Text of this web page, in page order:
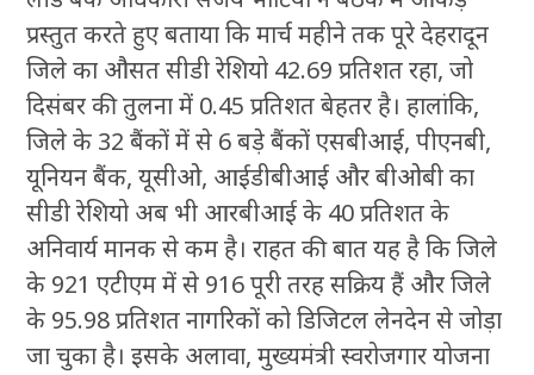
प्रस्तुत करते हुए बताया कि मार्च महीने तक पूरे देहरादून
जिले का औसत सीडी रेशियो 42.69 प्रतिशत रहा, जो
दिसंबर की तुलना में 0.45 प्रतिशत बेहतर है। हालांकि,
जिले के 32 बैंकों में से 6 बड़े बैंकों एसबीआई, पीएनबी,
यूनियन बैंक, यूसीओ, आईडीबीआई और बीओबी का
सीडी रेशियो अब भी आरबीआई के 40 प्रतिशत के
अनिवार्य मानक से कम है। राहत की बात यह है कि जिले
के 921 एटीएम में से 916 पूरी तरह सक्रिय हैं और जिले
के 95.98 प्रतिशत नागरिकों को डिजिटल लेनदेन से जोड़ा
जा चुका है। इसके अलावा, मुख्यमंत्री स्वरोजगार योजना